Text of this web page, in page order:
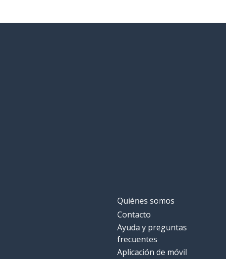
Quiénes somos
Contacto
Ayuda y preguntas
frecuentes
Aplicación de móvil